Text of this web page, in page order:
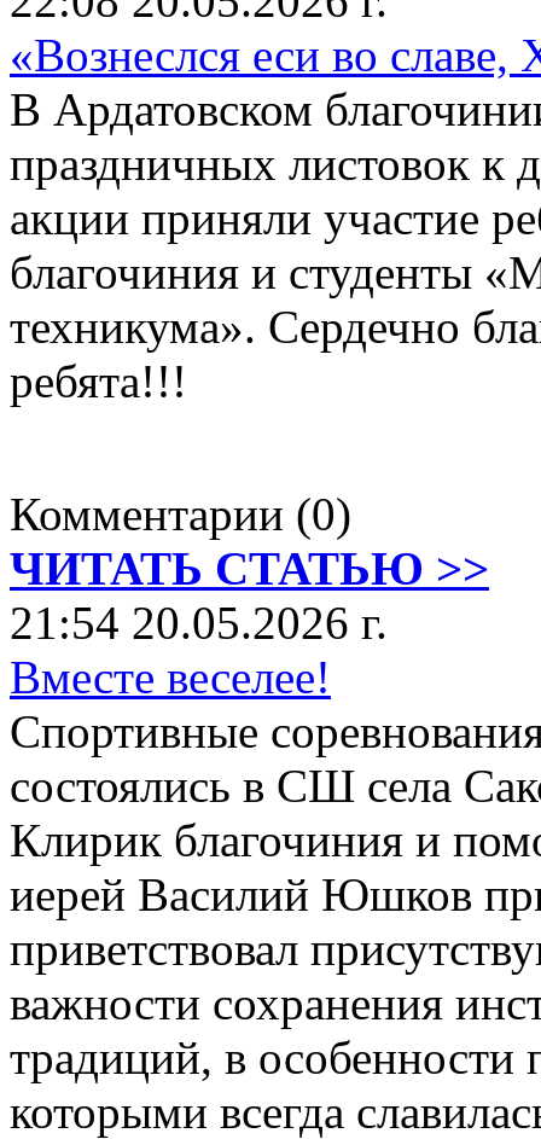
«Вознеслся еси во
В Ардатовском
праздничных листовок к
акции приняли участие
благочиния и студенты
техникума». Сердечно
ребята!!!
Комментарии (0)
ЧИТАТЬ СТАТЬЮ >>
21:54 20.05.2026 г.
Вместе веселее!
Спортивные
состоялись в СШ села
Клирик благочиния и
иерей Василий Юшков
приветствовал
важности сохранения
традиций, в особенности
которыми всегда